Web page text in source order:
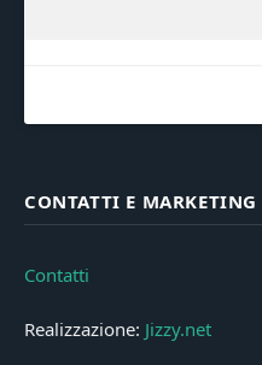
CONTATTI E MARKETING
Contatti
Realizzazione: Jizzy.net